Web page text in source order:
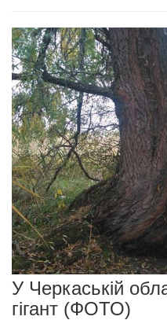
У Черкаській
гігант (ФОТО)